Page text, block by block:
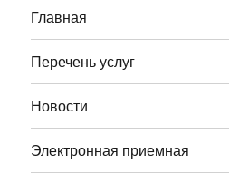
Главная
Перечень услуг
Новости
Электронная приемная